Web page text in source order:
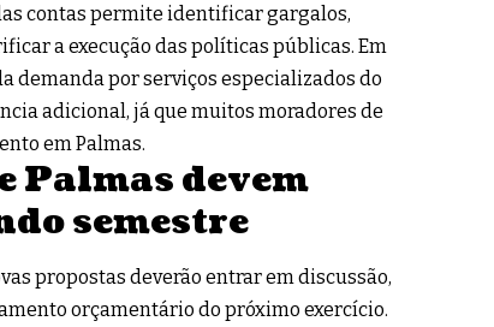
contas permite identificar gargalos,
a execução das políticas públicas. Em
demanda por serviços especializados do
adicional, já que muitos moradores de
em Palmas.
Palmas devem
semestre
propostas deverão entrar em discussão,
orçamentário do próximo exercício.